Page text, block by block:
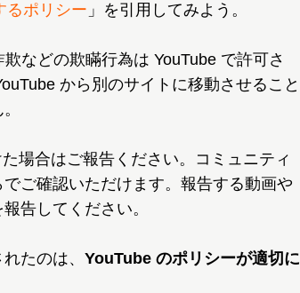
るポリシー 」を引用してみよう。
などの欺瞞行為は YouTube で許可さ
から別のサイトに移動させること
場合はご報告ください。コミュニティ
ご確認いただけます。報告する動画や
告してください。
たのは、 YouTube のポリシーが適切に